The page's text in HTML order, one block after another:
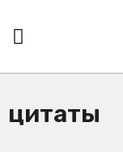
цитаты